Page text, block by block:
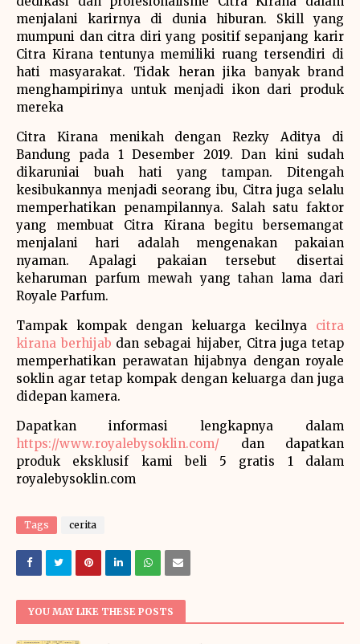
menjalani karirnya di dunia hiburan. Skill yang
mumpuni dan citra diri yang positif sepanjang karir
Citra Kirana tentunya memiliki ruang tersendiri di
hati masyarakat. Tidak heran jika banyak brand
menghampirinya untuk menjadi ikon dari produk
mereka
Citra Kirana menikah dengan Rezky Aditya di
Bandung pada 1 Desember 2019. Dan kini sudah
dikaruniai buah hati yang tampan. Ditengah
kesibukannya menjadi seorang ibu, Citra juga selalu
memperhatikan penampilannya. Salah satu faktor
yang membuat Citra Kirana begitu bersemangat
menjalani hari adalah mengenakan pakaian
nyaman. Apalagi pakaian tersebut disertai
keharuman parfum mewah yang tahan lama dari
Royale Parfum.
Tampak kompak dengan keluarga kecilnya citra
kirana berhijab dan sebagai hijaber, Citra juga tetap
memperhatikan perawatan hijabnya dengan royale
soklin agar tetap kompak dengan keluarga dan juga
didepan kamera.
Dapatkan informasi lengkapnya dalam
https://www.royalebysoklin.com/ dan dapatkan
produk eksklusif kami beli 5 gratis 1 dalam
royalebysoklin.com
Tags cerita
YOU MAY LIKE THESE POSTS